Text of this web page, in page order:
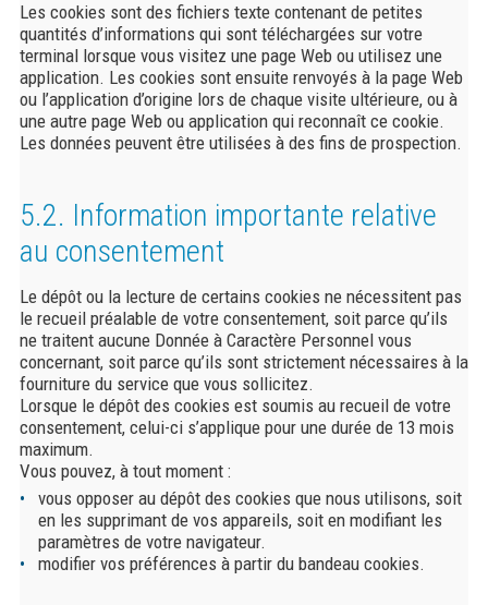
Les cookies sont des fichiers texte contenant de petites
quantités d’informations qui sont téléchargées sur votre
terminal lorsque vous visitez une page Web ou utilisez une
application. Les cookies sont ensuite renvoyés à la page Web
ou l’application d’origine lors de chaque visite ultérieure, ou à
une autre page Web ou application qui reconnaît ce cookie.
Les données peuvent être utilisées à des fins de prospection.
5.2. Information importante relative
au consentement
Le dépôt ou la lecture de certains cookies ne nécessitent pas
le recueil préalable de votre consentement, soit parce qu’ils
ne traitent aucune Donnée à Caractère Personnel vous
concernant, soit parce qu’ils sont strictement nécessaires à la
fourniture du service que vous sollicitez.
Lorsque le dépôt des cookies est soumis au recueil de votre
consentement, celui-ci s’applique pour une durée de 13 mois
maximum.
Vous pouvez, à tout moment :
vous opposer au dépôt des cookies que nous utilisons, soit
en les supprimant de vos appareils, soit en modifiant les
paramètres de votre navigateur.
modifier vos préférences à partir du bandeau cookies.